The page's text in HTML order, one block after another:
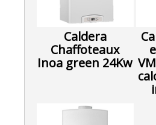
Caldera
Chaffoteaux
Inoa green 24Kw